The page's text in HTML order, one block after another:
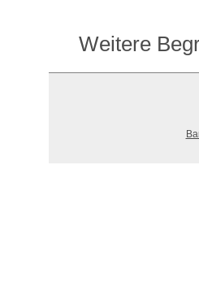
Weitere